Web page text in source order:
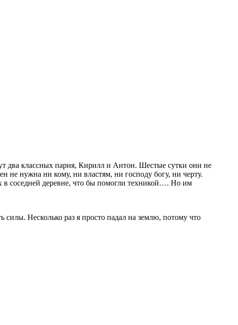
два классных парня, Кирилл и Антон. Шестые сутки они не
не нужна ни кому, ни властям, ни господу богу, ни черту.
в соседней деревне, что бы помогли техникой…. Но им
силы. Несколько раз я просто падал на землю, потому что